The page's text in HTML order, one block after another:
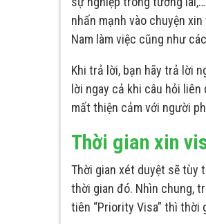
nhấn mạnh vào chuyện
Nam làm việc cũng như
Khi trả lời, bạn hãy trả lời
lời ngay cả khi câu hỏi
mất thiện cảm với người
Thời gian xin
Thời gian xét duyệt sẽ tùy
thời gian đó. Nhìn chung,
tiên “Priority Visa” thì thời